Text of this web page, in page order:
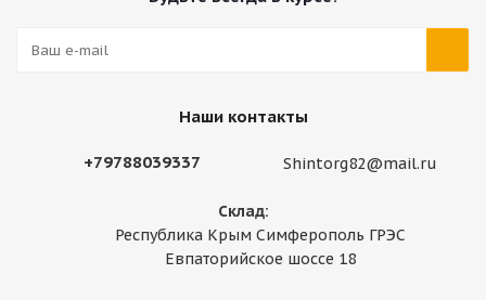
Наши контакты
+79788039337 Shintorg82@mail.ru
Склад:
Республика Крым Симферополь ГРЭС
Евпаторийское шоссе 18